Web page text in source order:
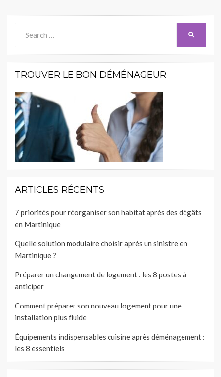
for:
TROUVER LE BON DÉMÉNAGEUR
ARTICLES RÉCENTS
7 priorités pour réorganiser son habitat après des dégâts
en Martinique
Quelle solution modulaire choisir après un sinistre en
Martinique ?
Préparer un changement de logement : les 8 postes à
anticiper
Comment préparer son nouveau logement pour une
installation plus fluide
Équipements indispensables cuisine après déménagement :
les 8 essentiels